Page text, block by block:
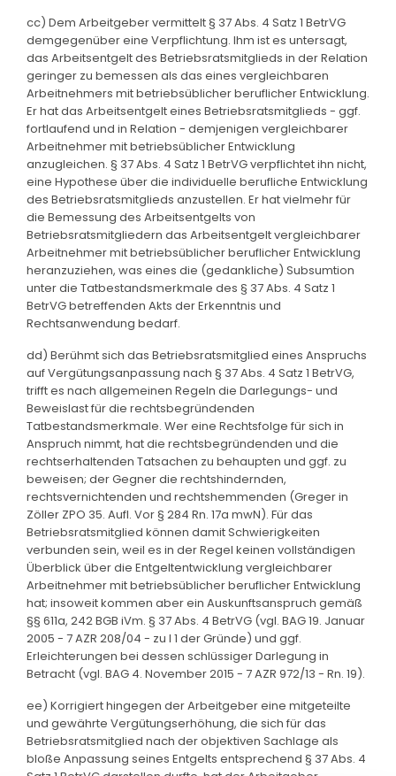
cc) Dem Arbeitgeber vermittelt § 37 Abs. 4 Satz 1 BetrVG
demgegenüber eine Verpflichtung. Ihm ist es untersagt,
das Arbeitsentgelt des Betriebsratsmitglieds in der Relation
geringer zu bemessen als das eines vergleichbaren
Arbeitnehmers mit betriebsüblicher beruflicher Entwicklung.
Er hat das Arbeitsentgelt eines Betriebsratsmitglieds - ggf.
fortlaufend und in Relation - demjenigen vergleichbarer
Arbeitnehmer mit betriebsüblicher Entwicklung
anzugleichen. § 37 Abs. 4 Satz 1 BetrVG verpflichtet ihn nicht,
eine Hypothese über die individuelle berufliche Entwicklung
des Betriebsratsmitglieds anzustellen. Er hat vielmehr für
die Bemessung des Arbeitsentgelts von
Betriebsratsmitgliedern das Arbeitsentgelt vergleichbarer
Arbeitnehmer mit betriebsüblicher beruflicher Entwicklung
heranzuziehen, was eines die (gedankliche) Subsumtion
unter die Tatbestandsmerkmale des § 37 Abs. 4 Satz 1
BetrVG betreffenden Akts der Erkenntnis und
Rechtsanwendung bedarf.
dd) Berühmt sich das Betriebsratsmitglied eines Anspruchs
auf Vergütungsanpassung nach § 37 Abs. 4 Satz 1 BetrVG,
trifft es nach allgemeinen Regeln die Darlegungs- und
Beweislast für die rechtsbegründenden
Tatbestandsmerkmale. Wer eine Rechtsfolge für sich in
Anspruch nimmt, hat die rechtsbegründenden und die
rechtserhaltenden Tatsachen zu behaupten und ggf. zu
beweisen; der Gegner die rechtshindernden,
rechtsvernichtenden und rechtshemmenden (Greger in
Zöller ZPO 35. Aufl. Vor § 284 Rn. 17a mwN). Für das
Betriebsratsmitglied können damit Schwierigkeiten
verbunden sein, weil es in der Regel keinen vollständigen
Überblick über die Entgeltentwicklung vergleichbarer
Arbeitnehmer mit betriebsüblicher beruflicher Entwicklung
hat; insoweit kommen aber ein Auskunftsanspruch gemäß
§§ 611a, 242 BGB iVm. § 37 Abs. 4 BetrVG (vgl. BAG 19. Januar
2005 - 7 AZR 208/04 - zu I 1 der Gründe) und ggf.
Erleichterungen bei dessen schlüssiger Darlegung in
Betracht (vgl. BAG 4. November 2015 - 7 AZR 972/13 - Rn. 19).
ee) Korrigiert hingegen der Arbeitgeber eine mitgeteilte
und gewährte Vergütungserhöhung, die sich für das
Betriebsratsmitglied nach der objektiven Sachlage als
bloße Anpassung seines Entgelts entsprechend § 37 Abs. 4